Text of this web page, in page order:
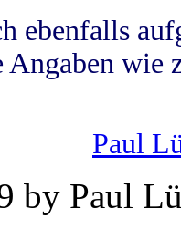
ebenfalls
wie
Paul
by Paul